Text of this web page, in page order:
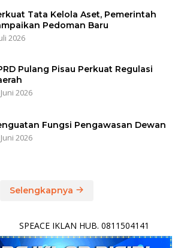
Tata Kelola Aset, Pemerintah
Pedoman Baru
2026
Pulang Pisau Perkuat Regulasi
2026
Fungsi Pengawasan Dewan
2026
Selengkapnya
SPEACE IKLAN HUB. 0811504141